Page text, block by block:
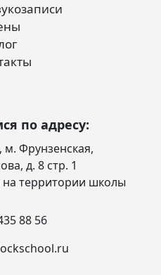
по адресу:
м. Фрунзенская,
д. 8 стр. 1
на территории школы
88 56